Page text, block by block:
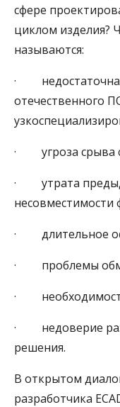
сфере
циклом изделия?
называются:
·
отечественного
· угроза срыва
· утрата
несовместимости
· длительное
· проблемы
·
· недоверие
решения.
В открытом
разработчика